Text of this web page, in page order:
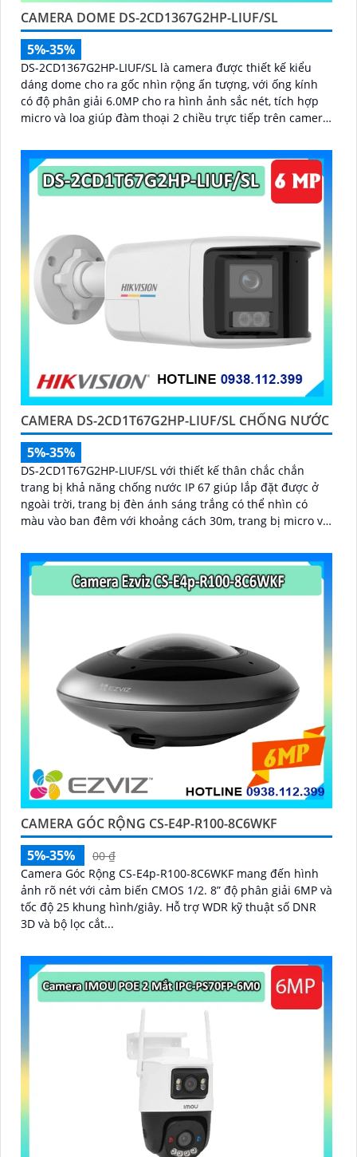
CAMERA DOME DS-2CD1367G2HP-LIUF/SL
5%-35%
DS-2CD1367G2HP-LIUF/SL là camera được thiết kế kiểu
dáng dome cho ra gốc nhìn rộng ấn tượng, với ống kính
có độ phân giải 6.0MP cho ra hình ảnh sắc nét, tích hợp
micro và loa giúp đàm thoại 2 chiều trực tiếp trên camera,
CAMERA DS-2CD1T67G2HP-LIUF/SL CHỐNG NƯỚC
5%-35%
DS-2CD1T67G2HP-LIUF/SL với thiết kế thân chắc chắn
trang bị khả năng chống nước IP 67 giúp lắp đặt được ở
ngoài trời, trang bị đèn ánh sáng trắng có thể nhìn có
màu vào ban đêm với khoảng cách 30m, trang bị micro và
CAMERA GÓC RỘNG CS-E4P-R100-8C6WKF
5%-35%
00 ₫
Camera Góc Rộng CS-E4p-R100-8C6WKF mang đến hình
ảnh rõ nét với cảm biến CMOS 1/2. 8” độ phân giải 6MP và
tốc độ 25 khung hình/giây. Hỗ trợ WDR kỹ thuật số DNR
3D và bộ lọc cắt...